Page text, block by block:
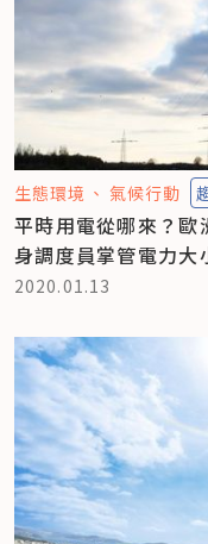
生態環境 氣候行動
平時用電從哪來？歐
身調度員掌管電力大
2020.01.13